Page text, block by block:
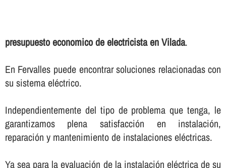
presupuesto economico de electricista en Vilada.
En Fervalles puede encontrar soluciones relacionadas con
su sistema eléctrico.
Independientemente del tipo de problema que tenga, le
garantizamos plena satisfacción en instalación,
reparación y mantenimiento de instalaciones eléctricas.
Ya sea para la evaluación de la instalación eléctrica de su